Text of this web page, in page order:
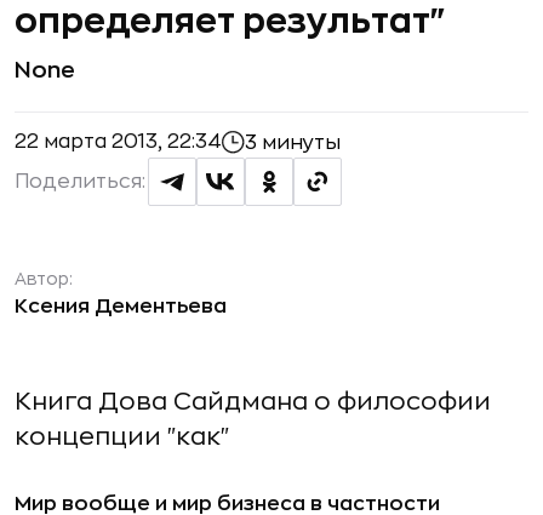
определяет результат"
None
22 марта 2013, 22:34 3 минуты
Поделиться:
Автор:
Ксения Дементьева
Книга Дова Сайдмана о философии
концепции "как"
Мир вообще и мир бизнеса в частности